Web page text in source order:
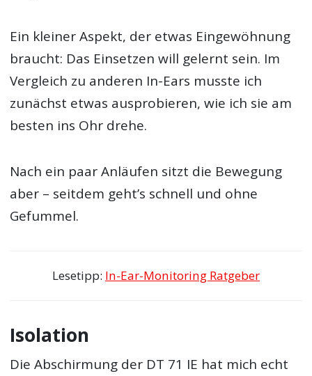
Ein kleiner Aspekt, der etwas Eingewöhnung
braucht: Das Einsetzen will gelernt sein. Im
Vergleich zu anderen In-Ears musste ich
zunächst etwas ausprobieren, wie ich sie am
besten ins Ohr drehe.
Nach ein paar Anläufen sitzt die Bewegung
aber – seitdem geht’s schnell und ohne
Gefummel.
Lesetipp: In-Ear-Monitoring Ratgeber
Isolation
Die Abschirmung der DT 71 IE hat mich echt